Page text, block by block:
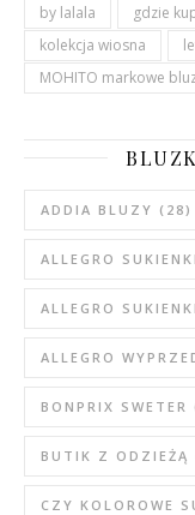
by lalala gdzie
kolekcja wiosna
MOHITO markowe
ADDIA BLUZY (28)
ALLEGRO
ALLEGRO
ALLEGRO
BONPRIX SWETER
BUTIK Z ODZIEŻĄ
CZY KOLOROWE